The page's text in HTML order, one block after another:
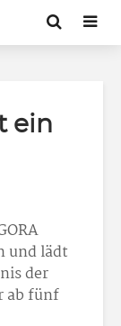
ein
und lädt
der
ab fünf